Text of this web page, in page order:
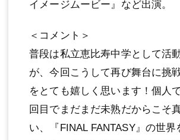
イメージムービー』など出演。
＜コメント＞
普段は私⽴恵⽐寿中学として活
が、今回こうして再び舞台に挑
をとても嬉しく思います！個⼈
回⽬でまだまだ未熟だからこそ
い、『FINAL FANTASY』の世界